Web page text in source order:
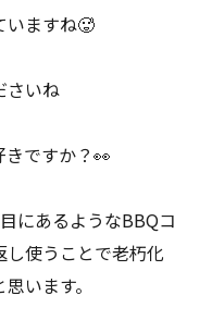
いますね🥵
さいね
ですか？👀
にあるようなBBQコ
使うことで老朽化
います。